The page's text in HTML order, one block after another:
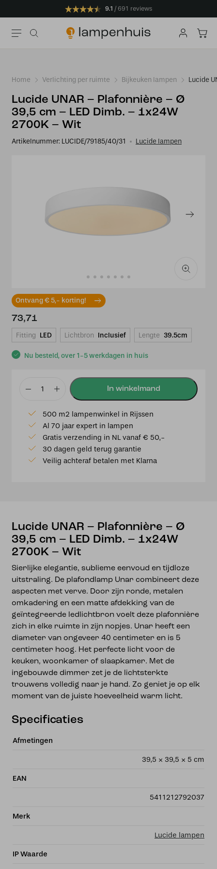
9.1 691 reviews
Home Verlichting per ruimte Bijkeuken lampen Lucide
Lucide UNAR – Plafonnière – Ø
39,5 cm – LED Dimb. – 1x24W
2700K – Wit
Artikelnummer: LUCIDE/79185/40/31 Lucide lampen
Ontvang € 5,- korting!
Nu besteld, over 1-5 werkdagen in huis
73,71
Fitting LED Lichtbron Inclusief Lengte 39.5cm
Lucide
Plafonnière
39,5
1x24W
2700K
-
Wit
aantal
500 m2 lampenwinkel in Rijssen
Al 70 jaar expert in lampen
Gratis verzending in NL vanaf € 50,-
30 dagen geld terug garantie
Veilig achteraf betalen met Klarna
Lucide UNAR – Plafonnière – Ø
39,5 cm – LED Dimb. – 1x24W
2700K – Wit
Sierlijke elegantie, sublieme eenvoud en tijdloze
uitstraling. De plafondlamp Unar combineert deze
aspecten met verve. Door zijn ronde, metalen
omkadering en een matte afdekking van de
geïntegreerde ledlichtbron voelt deze plafonnière
zich in elke ruimte in zijn nopjes. Unar heeft een
diameter van ongeveer 40 centimeter en is 5
centimeter hoog. Het perfecte licht voor de
keuken, woonkamer of slaapkamer. Met de
ingebouwde dimmer zet je de lichtsterkte
trouwens volledig naar je hand. Zo geniet je op elk
moment van de juiste hoeveelheid warm licht.
Specificaties
Afmetingen
39,5 × 39,5 × 5 cm
EAN
5411212792037
Merk
Lucide lampen
IP Waarde